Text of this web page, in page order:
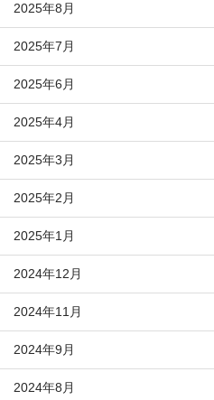
2025年8月
2025年7月
2025年6月
2025年4月
2025年3月
2025年2月
2025年1月
2024年12月
2024年11月
2024年9月
2024年8月